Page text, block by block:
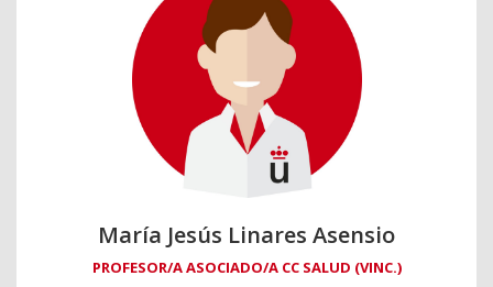
María Jesús Linares Asensio
PROFESOR/A ASOCIADO/A CC SALUD (VINC.)